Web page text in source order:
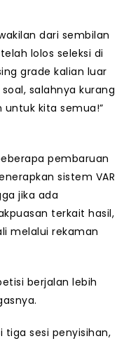
dari sembilan
lolos seleksi di
grade kalian luar
salahnya kurang
untuk kita semua!”
pembaruan
sistem VAR
jika ada
terkait hasil,
melalui rekaman
berjalan lebih
tiga sesi penyisihan,